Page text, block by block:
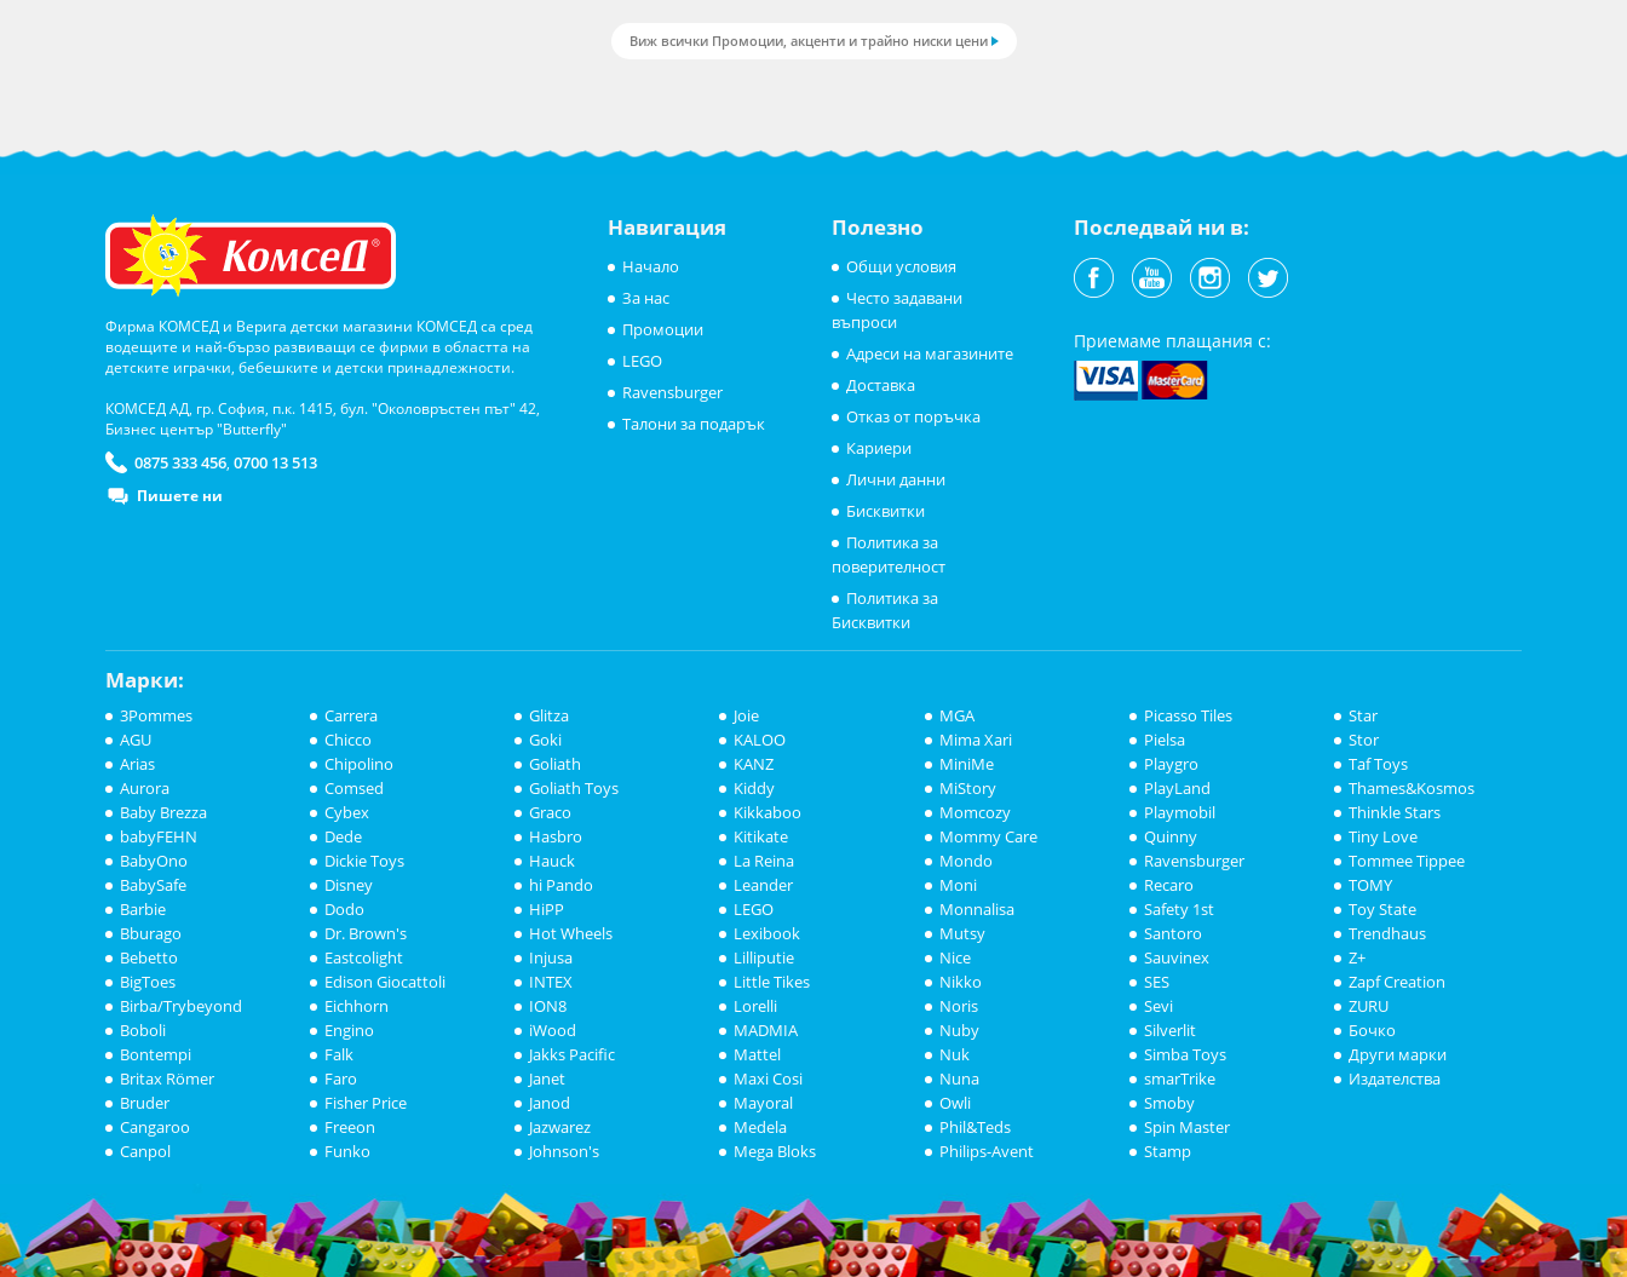
Виж всички Промоции, акценти и трайно ниски цени
Фирма КОМСЕД и Верига детски магазини КОМСЕД са сред
водещите и най-бързо развиващи се фирми в областта на
детските играчки, бебешките и детски принадлежности.
КОМСЕД АД, гр. София, п.к. 1415, бул. "Околовръстен път" 42,
Бизнес център "Butterfly"
0875 333 456, 0700 13 513
Пишете ни
Навигация
Начало
За нас
Промоции
LEGO
Ravensburger
Талони за подарък
Полезно
Общи условия
Често задавани
въпроси
Адреси на магазините
Доставка
Отказ от поръчка
Кариери
Лични данни
Бисквитки
Политика за
поверителност
Политика за
Бисквитки
Последвай ни в:
Приемаме плащания с:
Марки:
3Pommes
AGU
Arias
Aurora
Baby Brezza
babyFEHN
BabyOno
BabySafe
Barbie
Bburago
Bebetto
BigToes
Birba/Trybeyond
Boboli
Bontempi
Britax Römer
Bruder
Cangaroo
Canpol
Carrera
Chicco
Chipolino
Comsed
Cybex
Dede
Dickie Toys
Disney
Dodo
Dr. Brown's
Eastcolight
Edison Giocattoli
Eichhorn
Engino
Falk
Faro
Fisher Price
Freeon
Funko
Glitza
Goki
Goliath
Goliath Toys
Graco
Hasbro
Hauck
hi Pando
HiPP
Hot Wheels
Injusa
INTEX
ION8
iWood
Jakks Pacific
Janet
Janod
Jazwarez
Johnson's
Joie
KALOO
KANZ
Kiddy
Kikkaboo
Kitikate
La Reina
Leander
LEGO
Lexibook
Lilliputie
Little Tikes
Lorelli
MADMIA
Mattel
Maxi Cosi
Mayoral
Medela
Mega Bloks
MGA
Mima Xari
MiniMe
MiStory
Momcozy
Mommy Care
Mondo
Moni
Monnalisa
Mutsy
Nice
Nikko
Noris
Nuby
Nuk
Nuna
Owli
Phil&Teds
Philips-Avent
Picasso Tiles
Pielsa
Playgro
PlayLand
Playmobil
Quinny
Ravensburger
Recaro
Safety 1st
Santoro
Sauvinex
SES
Sevi
Silverlit
Simba Toys
smarTrike
Smoby
Spin Master
Stamp
Star
Stor
Taf Toys
Thames&Kosmos
Thinkle Stars
Tiny Love
Tommee Tippee
TOMY
Toy State
Trendhaus
Z+
Zapf Creation
ZURU
Бочко
Други марки
Издателства